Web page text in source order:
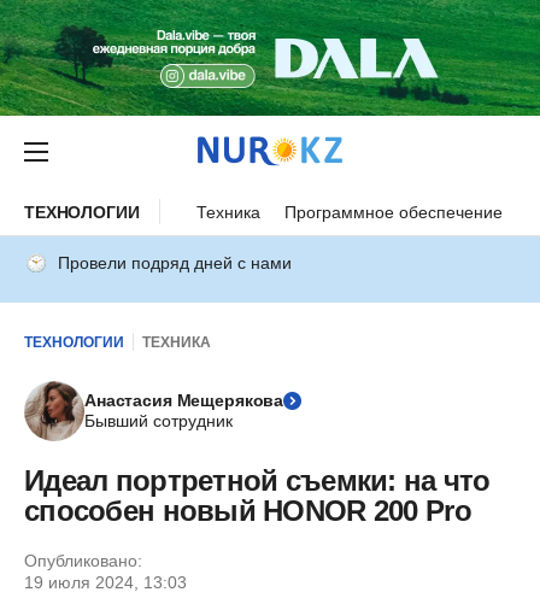
ТЕХНОЛОГИИ Техника Программное обеспечение
Провели подряд дней с нами
ТЕХНОЛОГИИ ТЕХНИКА
Анастасия Мещерякова
Бывший сотрудник
Идеал портретной съемки: на что
способен новый HONOR 200 Pro
Опубликовано:
19 июля 2024, 13:03